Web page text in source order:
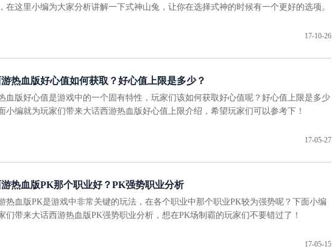
在这里小编为大家分析讲解一下式神山兔，让你在选择式神的时候有一个更好的选项。
17-10-26
热血版好心值如何获取？好心值上限是多少？
血版好心值是游戏中的一个固有特性，玩家们该如何获取好心值呢？好心值上限是多少
小编就为玩家们带来大话西游热血版好心值上限介绍，希望玩家们可以参考下！
17-05-27
热血版PK那个职业好？PK强势职业分析
热血版PK是游戏中非常关键的玩法，在各个职业中那个职业PK较为强势呢？下面小编
们带来大话西游热血版PK强势职业分析，想在PK场制霸的玩家们不要错过了！
17-05-15